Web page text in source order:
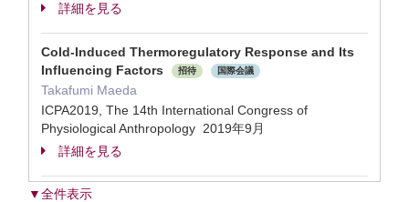
詳細を見る
Cold-Induced Thermoregulatory Response and Its
Influencing Factors
招待 国際会議
Takafumi Maeda
ICPA2019, The 14th International Congress of
Physiological Anthropology 2019年9月
詳細を見る
▼全件表示